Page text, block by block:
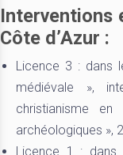
Interventions
Côte d’Azur :
Licence 3 : dans
médiévale »,
christianisme
archéologiques »,
Licence 1 : dans